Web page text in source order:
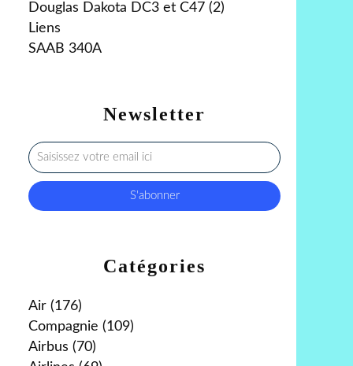
Newsletter
Catégories
Air (176)
Compagnie (109)
Airbus (70)
Douglas Dakota DC3 et C47 (2)
Liens
SAAB 340A